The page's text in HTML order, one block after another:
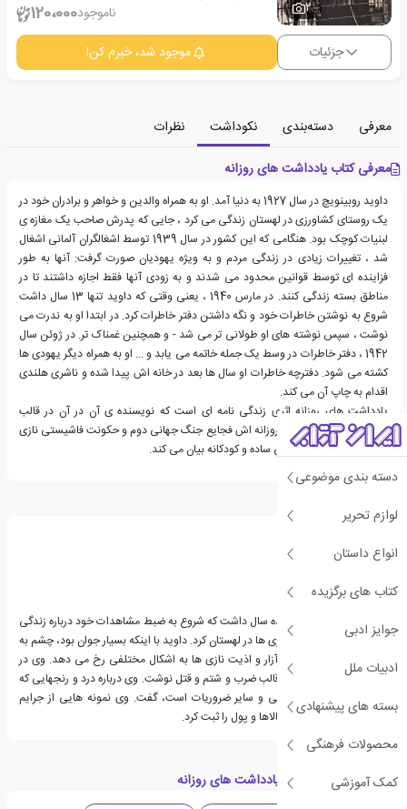
دسته بندی موضوعی
لوازم تحریر
انواع داستان
کتاب های برگزیده
جوایز ادبی
ادبیات ملل
بسته های پیشنهادی
محصولات فرهنگی
کمک آموزشی
2
ناموجود120،000
جزئیات موجود شد، خبرم کن!
معرفی دسته‌بندی نکوداشت
نظرات
معرفی کتاب یادداشت های روزانه
داوید روبینویچ در سال 1927 به دنیا آمد. او به همراه والدین و خواهر و برادران خود در
یک روستای کشاورزی در لهستان زندگی می کرد ، جایی که پدرش صاحب یک مغازه ی
لبنیات کوچک بود. هنگامی که این کشور در سال 1939 توسط اشغالگران آلمانی اشغال
شد ، تغییرات زیادی در زندگی مردم و به ویژه یهودیان صورت گرفت: آنها به طور
فزاینده ای توسط قوانین محدود می شدند و به زودی آنها فقط اجازه داشتند تا در
مناطق بسته زندگی کنند. در مارس 1940 ، یعنی وقتی که داوید تنها 13 سال داشت
شروع به نوشتن خاطرات خود و نگه داشتن دفتر خاطرات کرد. در ابتدا او به ندرت می
نوشت ، سپس نوشته های او طولانی تر می شد - و همچنین غمناک تر. در ژوئن سال
1942 ، دفتر خاطرات در وسط یک جمله خاتمه می یابد و ... او به همراه دیگر یهودی ها
کشته می شود. دفترچه خاطرات او سال ها بعد در خانه اش پیدا شده و ناشری هلندی
اقدام به چاپ آن می کند.
یادداشت های روزانه اثری زندگی نامه ای است که نویسنده ی آن در آن در قالب
خاطرات و یادداشت های روزانه اش فجایع جنگ جهانی دوم و حکونت فاشیستی نازی
را به صورت روان و با لحنی ساده و کودکانه بیان می کند.
درباره داوید روبینویچ
داوید روبینویچ تنها سیزده سال داشت که شروع به ضبط مشاهدات خود درباره زندگی
یهودیان در زمان اشغال نازی ها در لهستان کرد. داوید با اینکه بسیار جوان بود، چشم به
جزییات داشت و دید که آزار و اذیت نازی ها به اشکال مختلفی رخ می دهد. وی در
مورد خشونت جسمی در قالب ضرب و شتم و قتل نوشت. وی درباره درد و رنجهایی که
ناشی از کمبود مواد غذایی و سایر ضروریات است، گفت. وی نمونه هایی از جرایم
اقتصادی از قبیل مصادره کالاها و پول را ثبت کرد.
دسته بندی های کتاب یادداشت های روزانه